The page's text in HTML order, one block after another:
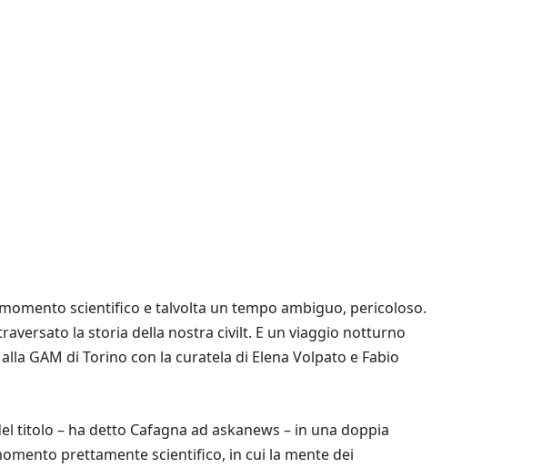
scientifico e talvolta un tempo ambiguo, pericoloso.
la storia della nostra civilt. E un viaggio notturno
GAM di Torino con la curatela di Elena Volpato e Fabio
titolo – ha detto Cafagna ad askanews – in una doppia
prettamente scientifico, in cui la mente dei